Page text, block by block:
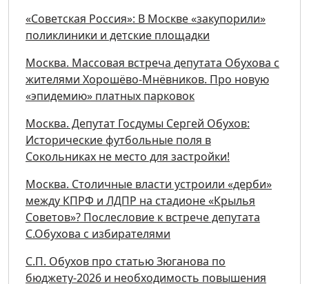
«Советская Россия»: В Москве «закупорили»
поликлиники и детские площадки
Москва. Массовая встреча депутата Обухова с
жителями Хорошёво-Мнёвников. Про новую
«эпидемию» платных парковок
Москва. Депутат Госдумы Сергей Обухов:
Исторические футбольные поля в
Сокольниках не место для застройки!
Москва. Столичные власти устроили «дерби»
между КПРФ и ЛДПР на стадионе «Крылья
Советов»? Послесловие к встрече депутата
С.Обухова с избирателями
С.П. Обухов про статью Зюганова по
бюджету-2026 и необходимость повышения